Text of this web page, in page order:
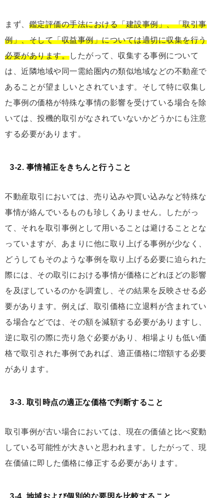
まず、 鑑定評価の手法における「建設事例」、「取引事
例」、そして「収益事例」については適切に収集を行う
必要があります。したがって、収集する事例について
は、近隣地域や同⼀需給圏内の類似地域などの不動産で
あることが望ましいとされています。そして特に収集し
た事例の価格が特殊な事情の影響を受けている場合を除
いては、投機的取引がなされていないかどうかにも注意
する必要があります。
3-2. 事情補正をきちんと行うこと
不動産取引においては、売り込みや買い込みなど特殊な
事情が絡んでいるものも珍しくありません。したがっ
て、それを取引事例として用いることは避けることとな
っていますが、あまりに他に取り上げる事例が少なく、
どうしてもそのような事例を取り上げる必要に迫られた
際には、その取引における事情が価格にどれほどの影響
を及ぼしているのかを調査し、その結果を反映させる必
要があります。例えば、取引価格に立退料が含まれてい
る場合などでは、その額を減額する必要がありますし、
逆に取引の際に売り急ぐ必要があり、相場よりも低い価
格で取引された事例であれば、適正価格に増額する必要
があります。
3-3. 取引時点の適正な価格で判断すること
取引事例が古い場合においては、現在の価値と比べ変動
している可能性が大きいと思われます。したがって、現
在価値に即した価格に修正する必要があります。